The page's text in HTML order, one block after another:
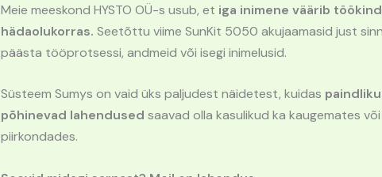
Meie meeskond HYSTO OÜ-s usub, et iga inimene väärib
hädaolukorras. Seetõttu viime SunKit 5050 akujaamasid just
päästa tööprotsessi, andmeid või isegi inimelusid.
Süsteem Sumys on vaid üks paljudest näidetest, kuidas
põhinevad lahendused saavad olla kasulikud ka kaugemates
piirkondades.